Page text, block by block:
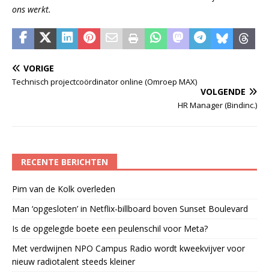
ons werkt.
VORIGE
Technisch projectcoördinator online (Omroep MAX)
VOLGENDE
HR Manager (Bindinc.)
RECENTE BERICHTEN
Pim van de Kolk overleden
Man ‘opgesloten’ in Netflix-billboard boven Sunset Boulevard
Is de opgelegde boete een peulenschil voor Meta?
Met verdwijnen NPO Campus Radio wordt kweekvijver voor
nieuw radiotalent steeds kleiner